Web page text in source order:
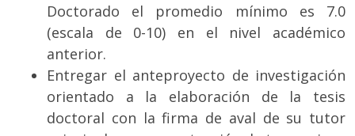
Doctorado el promedio mínimo es 7.0
(escala de 0-10) en el nivel académico
anterior.
Entregar el anteproyecto de investigación
orientado a la elaboración de la tesis
doctoral con la firma de aval de su tutor